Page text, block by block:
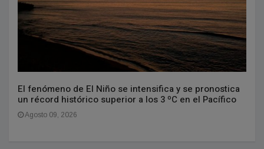
El fenómeno de El Niño se intensifica y se pronostica
un récord histórico superior a los 3 ºC en el Pacífico
Agosto 09, 2026